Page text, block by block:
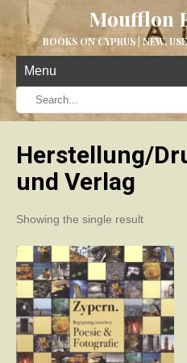
Moufflon
BOOKS ON CYPRUS | NEW,
Menu
Herstellung/
und Verlag
Showing the single result